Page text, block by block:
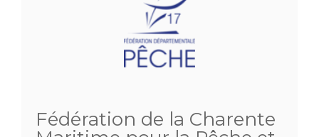
Fédération de la Charente